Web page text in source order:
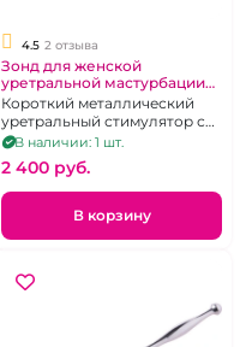
4.5 2 отзыва
Зонд для женской
уретральной мастурбации
"Notabu" металлический
короткий с кольцом
Короткий металлический
уретральный стимулятор с
кольцом
В наличии: 1 шт.
2 400 pуб.
В корзину